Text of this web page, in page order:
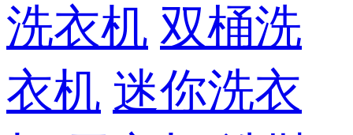
洗衣机 双桶洗
衣机 迷你洗衣